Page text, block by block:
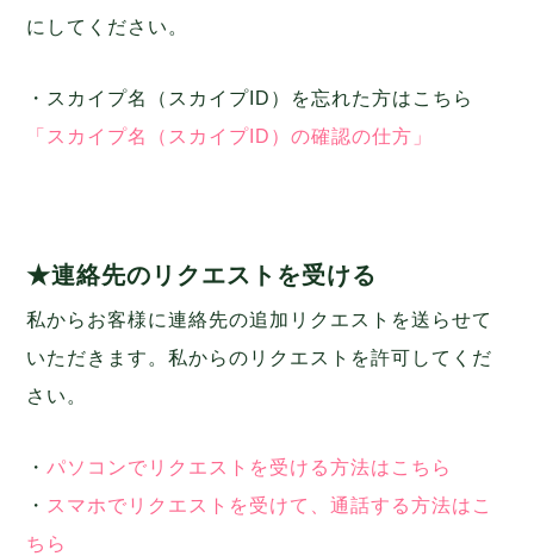
にしてください。
・スカイプ名（スカイプID）を忘れた方はこちら
「スカイプ名（スカイプID）の確認の仕方」
★連絡先のリクエストを受ける
私からお客様に連絡先の追加リクエストを送らせて
いただきます。私からのリクエストを許可してくだ
さい。
・パソコンでリクエストを受ける方法はこちら
・ スマホでリクエストを受けて、通話する方法はこ
ちら